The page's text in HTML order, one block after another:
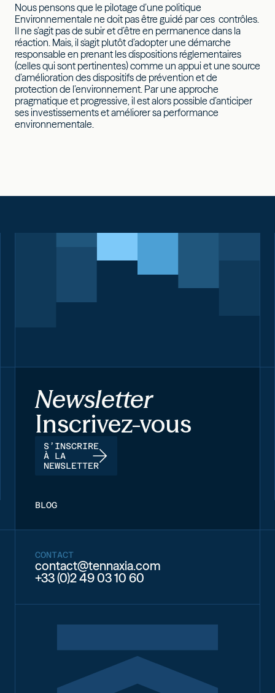
Nous pensons que le pilotage d’une politique
Environnementale ne doit pas être guidé par ces contrôles.
Il ne s’agit pas de subir et d’être en permanence dans la
réaction. Mais, il s'agit plutôt d’adopter une démarche
responsable en prenant les dispositions réglementaires
(celles qui sont pertinentes) comme un appui et une source
d’amélioration des dispositifs de prévention et de
protection de l’environnement. Par une approche
pragmatique et progressive, il est alors possible d’anticiper
ses investissements et améliorer sa performance
environnementale.
Newsletter
Inscrivez-vous
S’INSCRIRE
À LA
NEWSLETTER
BLOG
CONTACT
contact@tennaxia.com
+33 (0)2 49 03 10 60